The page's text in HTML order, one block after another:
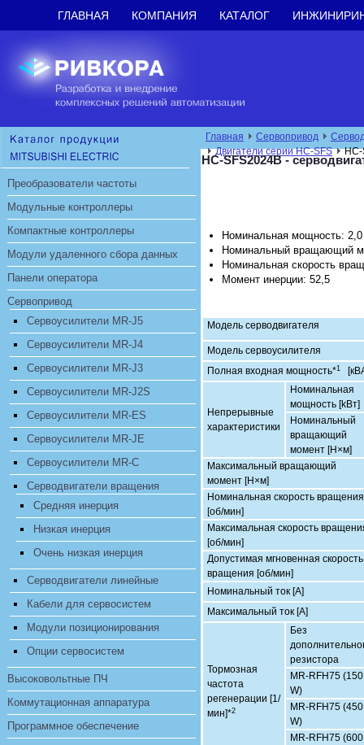
ГЛАВНАЯ КОМПАНИЯ КАТАЛОГ
Преобразователи частоты
Модульные контроллеры
Компактные контроллеры
Модули удаленного сбора данных
Панели оператора
Сервопривод
Сервоусилители MR-J5
Сервоусилители MR-J4
Сервоусилители MR-J3
Сервоусилители MR-J2S
Сервоусилители MR-ES
Сервоусилители MR-JE
Сервоусилители MR-C
Серводвигатели вращения
Средняя инерция
Низкая инерция
Очень низкая инерция
Серводвигатели линейные
Кабели для сервосистем
Модули позиционирования
Опции сервосистем
Высоковольтные ПЧ
Коммутационная аппаратура
Программное обеспечение
Главная Сервопривод
Двигатели серии HC-SFS
HC-SFS2024B -
Номинальная мощность:
Номинальный вращающий
Номинальная скорость
Момент инерции: 52,5
Модель серводвигателя
Модель сервоусилителя
Полная входная мощность*1
Непрерывные
характеристики
Номинальная
мощность [kВт]
Номинальный
вращающий
момент [Н×м]
Максимальный вращающий
момент [Н×м]
Номинальная скорость вращения
[об/мин]
Максимальная скорость
[об/мин]
Допустимая мгновенная скорость
вращения [об/мин]
Номинальный ток [А]
Максимальный ток [А]
Тормозная
частота
регенерации [1/
мин]*2
Без
резистора
MR-RFH75 (150
W)
MR-RFH75 (450
W)
MR-RFH75 (600